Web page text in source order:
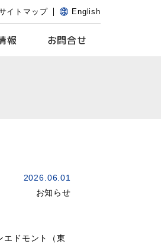
イトマップ English
報 お問合せ
2026.06.01
お知らせ
ドモント（東